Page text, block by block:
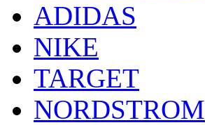
ADIDAS
NIKE
TARGET
NORDSTROM